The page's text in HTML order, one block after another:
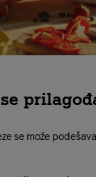
se može